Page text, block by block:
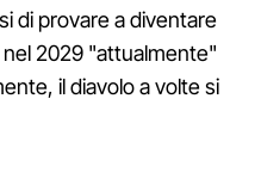
di provare a diventare
2029 "attualmente"
il diavolo a volte si